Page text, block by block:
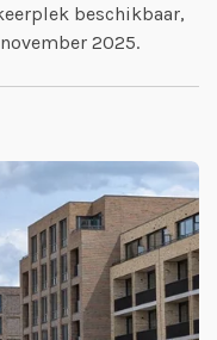
beschikbaar,
2025.